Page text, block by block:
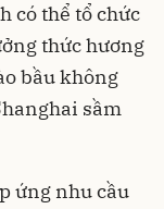
có thể tổ chức
thức hương
bầu không
sầm
ứng nhu cầu